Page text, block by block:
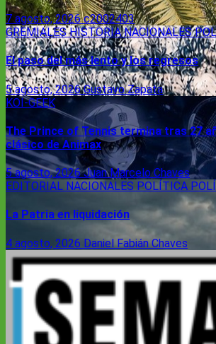
7 agosto, 2026c2002403
GREMIALESHISTORIANACIONALES
El paso del más lento y los regresos
5 agosto, 2026Gustavo Zapata
KOI-GEEK
The Prince of Tennis termina tras 27
clásico de Animax
5 agosto, 2026Juan Marcelo Chaves
EDITORIAL NACIONALES POLÍTICA
La Patria en liquidación
4 agosto, 2026 Daniel Fabián Chaves